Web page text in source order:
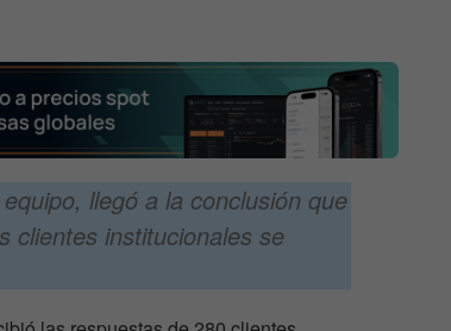
llegó a la conclusión que
clientes institucionales se